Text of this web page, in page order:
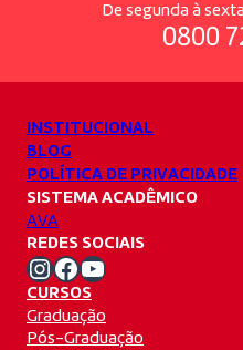
De segunda à
0800
INSTITUCIONAL
BLOG
POLÍTICA DE PRIVACIDADE
SISTEMA ACADÊMICO
AVA
REDES SOCIAIS
Instagram Unifacvest Facebook Unifacvest Youtube Unifacvest
CURSOS
Graduação
Pós-Graduação